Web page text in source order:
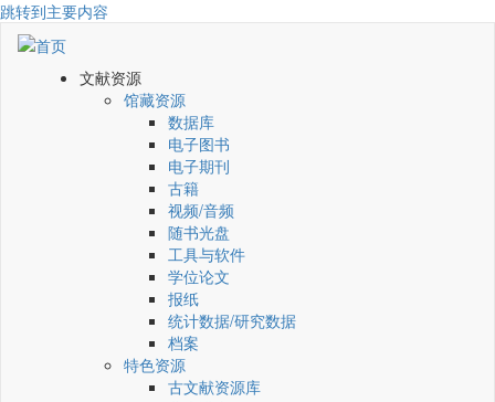
跳转到主要内容
文献资源
馆藏资源
数据库
电子图书
电子期刊
古籍
视频/音频
随书光盘
工具与软件
学位论文
报纸
统计数据/研究数据
档案
特色资源
古文献资源库